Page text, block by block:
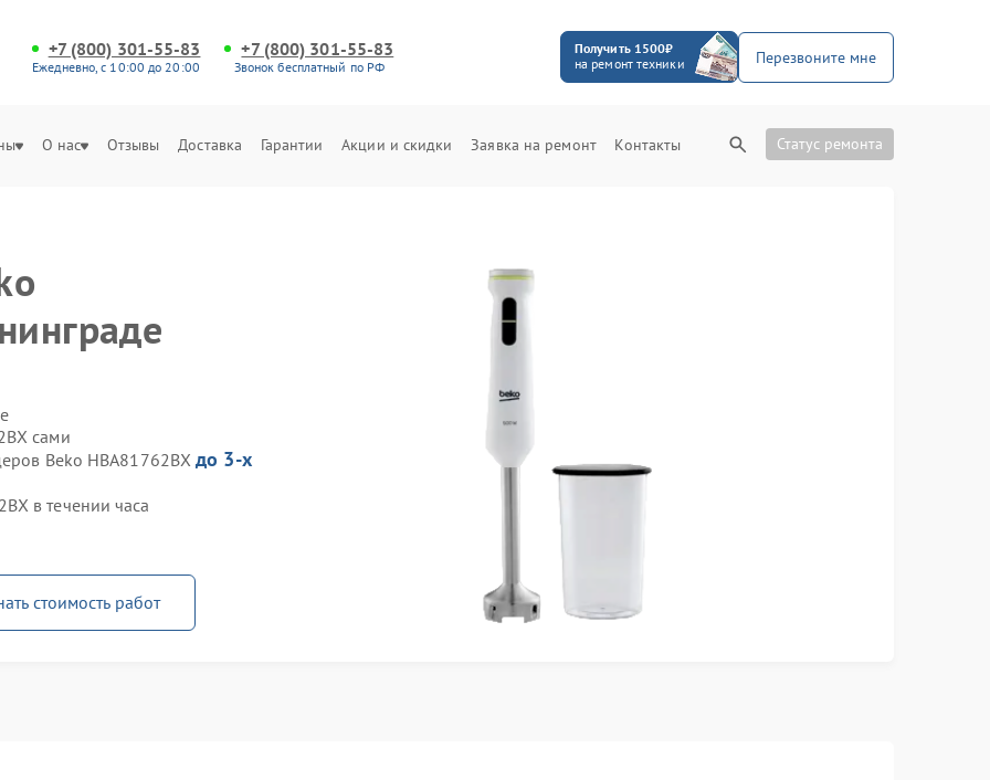
+7 (800) 301-55-83
Ежедневно, с 10:00 до 20:00
+7 (800) 301-55-83
Звонок бесплатный по РФ
Получить 1500₽
на ремонт техники
Перезвоните мне
О нас Отзывы Доставка Гарантии Акции и скидки Заявка на ремонт Контакты Статус ремонта
сами
Beko HBA81762BXдо 3-х
в течении часа
стоимость работ